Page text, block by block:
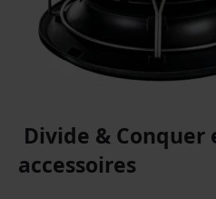
Divide & Conquer
accessoires